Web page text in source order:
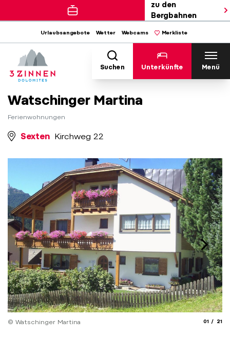
zu den
Bergbahnen
Urlaubsangebote Wetter Webcams Merkliste
Suchen Unterkünfte Menü
Watschinger Martina
Ferienwohnungen
Sexten Kirchweg 22
© Watschinger Martina 01 21